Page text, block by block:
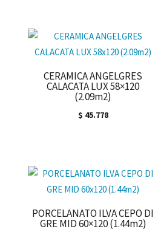
CERAMICA ANGELGRES
CALACATA LUX 58×120
(2.09m2)
$ 45.778
PORCELANATO ILVA CEPO DI
GRE MID 60×120 (1.44m2)